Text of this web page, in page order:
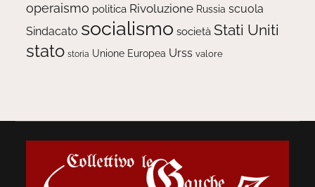
operaismo politica Rivoluzione Russia scuola
Sindacato socialismo società Stati Uniti
stato storia Unione Europea Urss valore